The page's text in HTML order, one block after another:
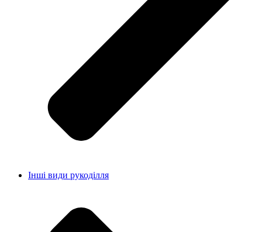
Інші види рукоділля